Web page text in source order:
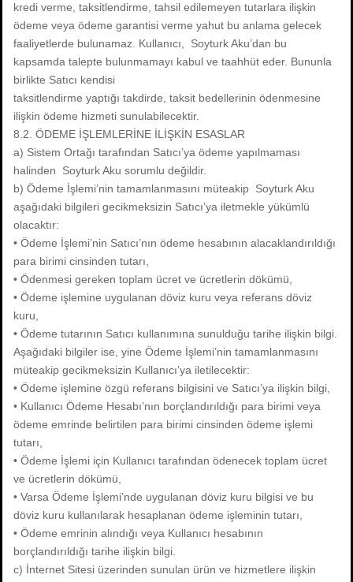
kredi verme, taksitlendirme, tahsil edilemeyen tutarlara ilişkin
ödeme veya ödeme garantisi verme yahut bu anlama gelecek
faaliyetlerde bulunamaz. Kullanıcı, Soyturk Aku’dan bu
kapsamda talepte bulunmamayı kabul ve taahhüt eder. Bununla
birlikte Satıcı kendisi
taksitlendirme yaptığı takdirde, taksit bedellerinin ödenmesine
ilişkin ödeme hizmeti sunulabilecektir.
8.2. ÖDEME İŞLEMLERİNE İLİŞKİN ESASLAR
a) Sistem Ortağı tarafından Satıcı’ya ödeme yapılmaması
halinden Soyturk Aku sorumlu değildir.
b) Ödeme İşlemi’nin tamamlanmasını müteakip Soyturk Aku
aşağıdaki bilgileri gecikmeksizin Satıcı’ya iletmekle yükümlü
olacaktır:
• Ödeme İşlemi’nin Satıcı’nın ödeme hesabının alacaklandırıldığı
para birimi cinsinden tutarı,
• Ödenmesi gereken toplam ücret ve ücretlerin dökümü,
• Ödeme işlemine uygulanan döviz kuru veya referans döviz
kuru,
• Ödeme tutarının Satıcı kullanımına sunulduğu tarihe ilişkin bilgi.
Aşağıdaki bilgiler ise, yine Ödeme İşlemi’nin tamamlanmasını
müteakip gecikmeksizin Kullanıcı’ya iletilecektir:
• Ödeme işlemine özgü referans bilgisini ve Satıcı’ya ilişkin bilgi,
• Kullanıcı Ödeme Hesabı’nın borçlandırıldığı para birimi veya
ödeme emrinde belirtilen para birimi cinsinden ödeme işlemi
tutarı,
• Ödeme İşlemi için Kullanıcı tarafından ödenecek toplam ücret
ve ücretlerin dökümü,
• Varsa Ödeme İşlemi’nde uygulanan döviz kuru bilgisi ve bu
döviz kuru kullanılarak hesaplanan ödeme işleminin tutarı,
• Ödeme emrinin alındığı veya Kullanıcı hesabının
borçlandırıldığı tarihe ilişkin bilgi.
c) İnternet Sitesi üzerinden sunulan ürün ve hizmetlere ilişkin